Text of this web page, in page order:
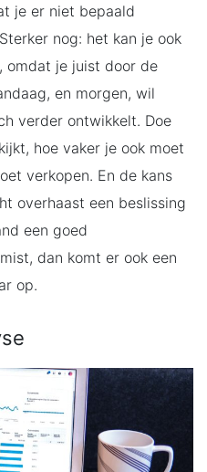
je er niet bepaald
nog: het kan je ook
omdat je juist door de
en morgen, wil
verder ontwikkelt. Doe
hoe vaker je ook moet
verkopen. En de kans
overhaast een beslissing
een goed
dan komt er ook een
op.